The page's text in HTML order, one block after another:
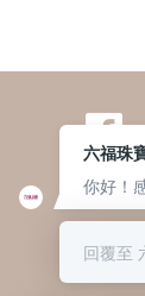
六福珠
你好！
回覆至